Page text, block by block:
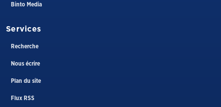
Binto Media
Services
Recherche
Nous écrire
Plan du site
Flux RSS